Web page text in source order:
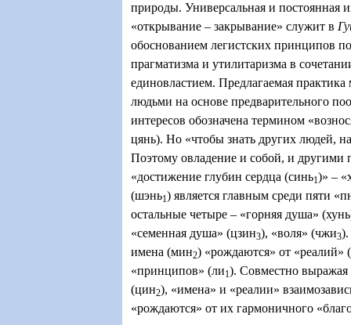
природы. Универсальная и постоянная
«открывание – закрывание» служит в
обоснованием легистских принципов
прагматизма и утилитаризма в
единовластием. Предлагаемая
людьми на основе предварительного
интересов обозначена термином
цянь). Но «чтобы знать других людей,
Поэтому овладение и собой, и другими
«достижение глубин сердца (синь1)» –
(шэнь1) является главным среди пяти
остальные четыре – «горняя душа»
«семенная душа» (цзин3), «воля» (чжи3).
имена (мин2) «рождаются» от «реалий»
«принципов» (ли1). Совместно выражая
(цин2), «имена» и «реалии»
«рождаются» от их гармоничного